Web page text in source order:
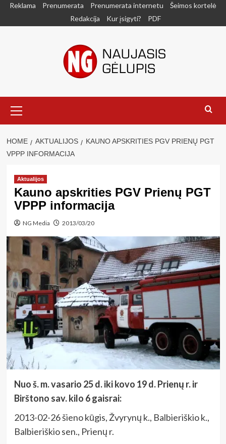
SkipReklama Prenumerata Prenumerata internetu
Šeimos kortelė
Redakcija
Kur įsigyti? PDF
Menu
HOME AKTUALIJOS
KAUNO APSKRITIES PGV PRIENŲ PGT
VPPP INFORMACIJA
Aktualijos
Kauno apskrities PGV Prienų PGT
VPPP informacija
NG Media 2013/03/20
Nuo š. m. vasario 25 d. iki kovo 19 d. Prienų r. ir
Birštono sav. kilo 6 gaisrai:
2013-02-26 šieno kūgis, Žvyrynų k., Balbieriškio k.,
Balbieriškio sen., Prienų r.